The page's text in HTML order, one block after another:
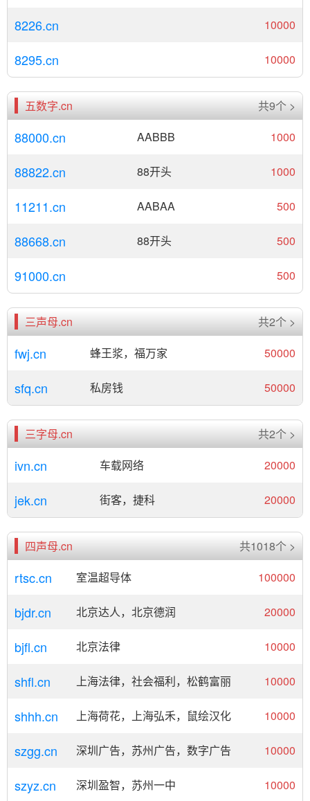
8226.cn 10000
8295.cn 10000
五数字.cn 共9个 >
88000.cn AABBB 1000
88822.cn 88开头 1000
11211.cn AABAA 500
88668.cn 88开头 500
91000.cn 500
三声母.cn 共2个 >
fwj.cn 蜂王浆，福万家 50000
sfq.cn 私房钱 50000
三字母.cn 共2个 >
ivn.cn 车载网络 20000
jek.cn 街客，捷科 20000
四声母.cn 共1018个 >
rtsc.cn 室温超导体 100000
bjdr.cn 北京达人，北京德润 20000
bjfl.cn 北京法律 10000
shfl.cn 上海法律，社会福利，松鹤富丽 10000
shhh.cn 上海荷花，上海弘禾，鼠绘汉化 10000
szgg.cn 深圳广告，苏州广告，数字广告 10000
szyz.cn 深圳盈智，苏州一中 10000